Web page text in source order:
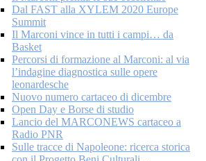
Dal FAST alla XYLEM 2020 Europe
Summit
Il Marconi vince in tutti i campi… da
Basket
Percorsi di formazione al Marconi: al via
l’indagine diagnostica sulle opere
leonardesche
Nuovo numero cartaceo di dicembre
Open Day e Borse di studio
Lancio del MARCONEWS cartaceo a
Radio PNR
Sulle tracce di Napoleone: ricerca storica